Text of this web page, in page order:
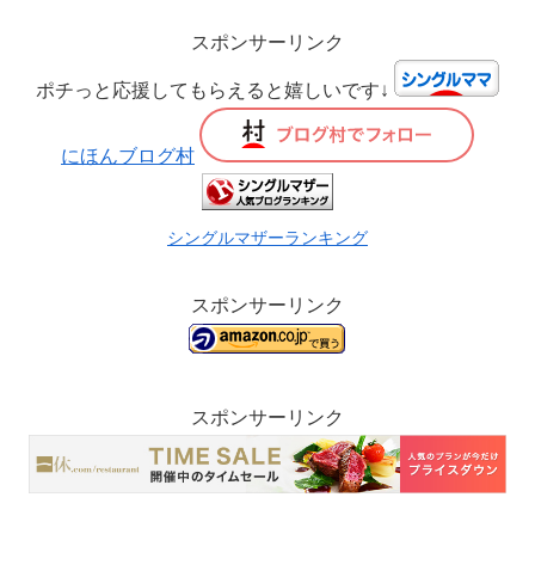
スポンサーリンク
ポチっと応援してもらえると嬉しいです↓
にほんブログ村
シングルマザーランキング
スポンサーリンク
スポンサーリンク